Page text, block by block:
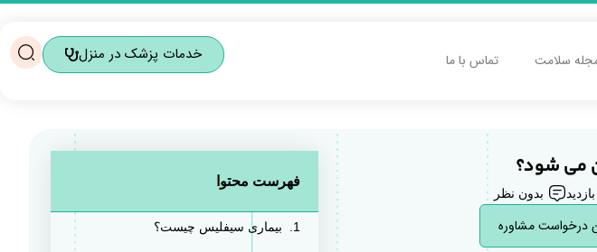
سلامت تماس با ما خدمات پزشک در منزل
می شود؟
بدون نظر
درخواست مشاوره
فهرست محتوا
بیماری سیفلیس چیست؟